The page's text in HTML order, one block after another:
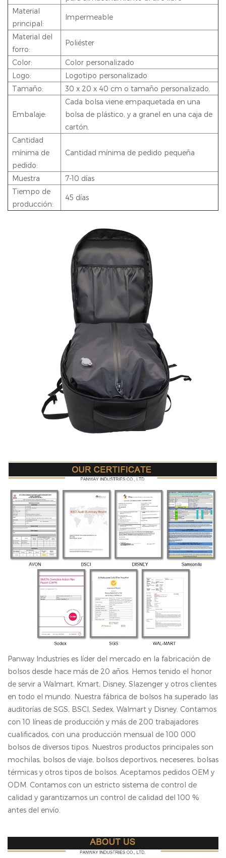
Material
principal:
Impermeable
Material del
forro:
Poliéster
Color:
Color personalizado
Logo:
Logotipo personalizado
Tamaño:
30 x 20 x 40 cm o tamaño personalizado.
Embalaje:
Cada bolsa viene empaquetada en una
bolsa de plástico, y a granel en una caja de
cartón.
Cantidad
mínima de
pedido:
Cantidad mínima de pedido pequeña
Muestra
7-10 días
Tiempo de
producción:
45 días
Panway Industries es líder del mercado en la fabricación de
bolsos desde hace más de 20 años. Hemos tenido el honor
de servir a Walmart, Kmart, Disney, Slazenger y otros clientes
en todo el mundo. Nuestra fábrica de bolsos ha superado las
auditorías de SGS, BSCl, Sedex, Walmart y Disney. Contamos
con 10 líneas de producción y más de 200 trabajadores
cualificados, con una producción mensual de 100 000
bolsos de diversos tipos. Nuestros productos principales son
mochilas, bolsos de viaje, bolsos deportivos, neceseres, bolsas
térmicas y otros tipos de bolsos. Aceptamos pedidos OEM y
ODM. Contamos con un estricto sistema de control de
calidad y garantizamos un control de calidad del 100 %
antes del envío.